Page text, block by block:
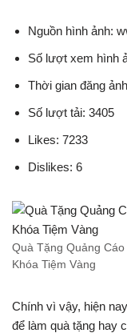
Nguồn hình ảnh:
Số lượt xem hình
Thời gian đăng
Số lượt tải: 3405
Likes: 7233
Dislikes: 6
Quà Tặng Quảng
Khóa Tiệm Vàng
Chính vì vậy, hiện
để làm quà tặng hay